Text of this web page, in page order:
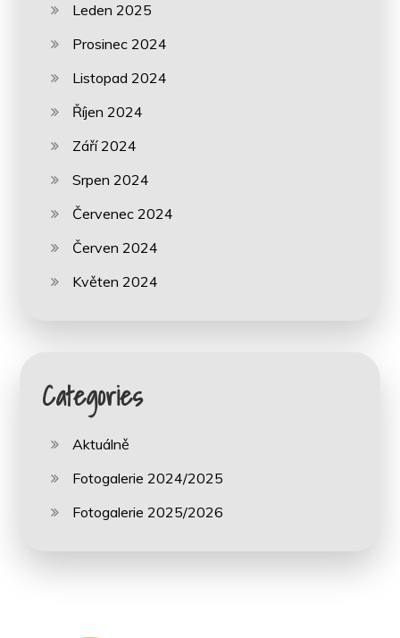
Leden 2025
Prosinec 2024
Listopad 2024
Říjen 2024
Září 2024
Srpen 2024
Červenec 2024
Červen 2024
Květen 2024
Categories
Aktuálně
Fotogalerie 2024/2025
Fotogalerie 2025/2026